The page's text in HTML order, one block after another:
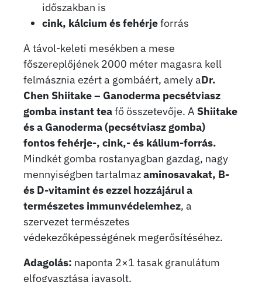
időszakban is
cink, kálcium és fehérjeforrás
A távol-keleti mesékben a mese
főszereplőjének 2000 méter magasra kell
felmásznia ezért a gombáért, amely aDr.
Chen Shiitake – Ganoderma pecsétviasz
gomba instant teafő összetevője. A Shiitake
és a Ganoderma (pecsétviasz gomba)
fontos fehérje-, cink,- és kálium-forrás.
Mindkét gomba rostanyagban gazdag, nagy
mennyiségben tartalmazaminosavakat, B-
és D-vitamint és ezzel hozzájárul a
természetes immunvédelemhez, a
szervezet természetes
védekezőképességének megerősítéséhez.
Adagolás: naponta 2×1 tasak granulátum
elfogyasztása javasolt.